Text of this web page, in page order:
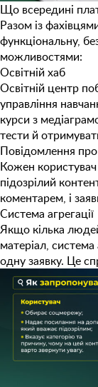
Що всередині
Разом із
функціональну,
можливостями:
Освітній хаб
Освітній центр
управління
курси з
тести й
Повідомлення
Кожен
підозрілий
коментарем, і
Система агрегації
Якщо кілька
матеріал,
одну заявку. Це